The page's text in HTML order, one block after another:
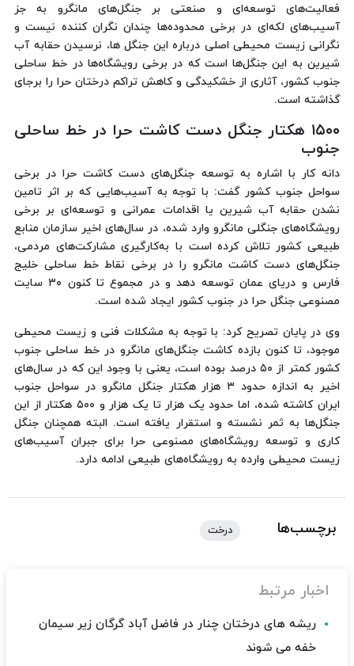
فعالیت‌های توسعه‌ای و صنعتی بر جنگل‌های مانگرو به جز
آسیب‌های لکه‌ای در برخی محدوده‌ها چندان نگران کننده نیست و
نگرانی زیست محیطی اصلی درباره این جنگل ها، نرسیدن حقابه آب
شیرین به این جنگل‌ها است که در برخی رویشگاه‌ها در خط ساحلی
جنوب کشور، آثاری از خشکیدگی و کاهش تراکم درختان حرا را برجای
گذاشته است.
۱۵۰۰ هکتار جنگل دست کاشت حرا در خط ساحلی
جنوب
دانه کار با اشاره به توسعه جنگل‌های دست کاشت حرا در برخی
سواحل جنوب کشور گفت: با توجه به آسیب‌هایی که بر اثر تامین
نشدن حقابه آب شیرین یا اقدامات عمرانی و توسعه‌ای بر برخی
رویشگاه‌های جنگلی مانگرو وارد شده، در سال‌های اخیر سازمان منابع
طبیعی کشور تلاش کرده است با به‌کارگیری مشارکت‌های مردمی،
جنگل‌های دست کاشت مانگرو را در برخی نقاط خط ساحلی خلیج
فارس و دریای عمان توسعه دهد و در مجموع تا کنون ۳۰ سایت
مصنوعی جنگل حرا در جنوب کشور ایجاد شده است.
وی در پایان تصریح کرد: با توجه به مشکلات فنی و زیست محیطی
موجود، تا کنون بازده کاشت جنگل‌های مانگرو در خط ساحلی جنوب
کشور کمتر از ۵۰ درصد بوده است، یعنی با وجود این که در سال‌های
اخیر به اندازه حدود ۳ هزار هکتار جنگل مانگرو در سواحل جنوب
ایران کاشته شده، اما حدود یک هزار تا یک هزار و ۵۰۰ هکتار از این
جنگل‌ها به ثمر نشسته و استقرار یافته است. البته همچنان جنگل
کاری و توسعه رویشگاه‌های مصنوعی حرا برای جبران آسیب‌های
زیست محیطی وارده به رویشگاه‌های طبیعی ادامه دارد.
برچسب‌ها درخت
اخبار مرتبط
ریشه های درختان چنار در فاضل آباد گرگان زیر سیمان
خفه می شوند